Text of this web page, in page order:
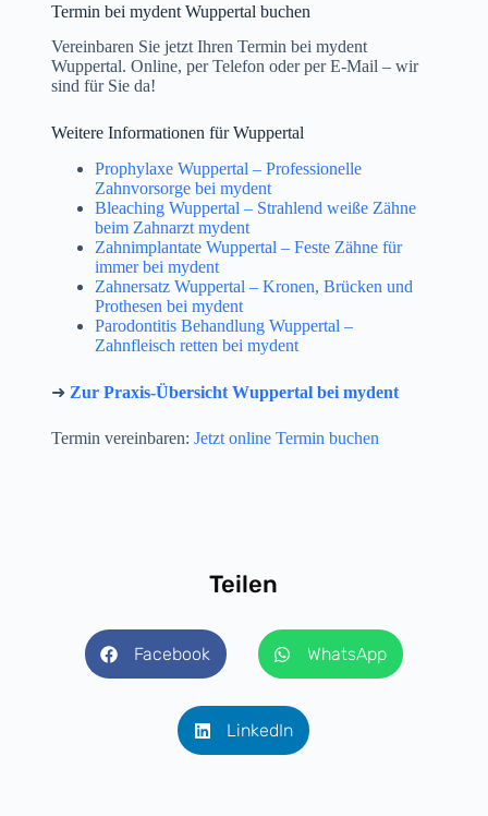
Termin bei mydent Wuppertal buchen
Vereinbaren Sie jetzt Ihren Termin bei mydent
Wuppertal. Online, per Telefon oder per E-Mail – wir
sind für Sie da!
Weitere Informationen für Wuppertal
Prophylaxe Wuppertal – Professionelle
Zahnvorsorge bei mydent
Bleaching Wuppertal – Strahlend weiße Zähne
beim Zahnarzt mydent
Zahnimplantate Wuppertal – Feste Zähne für
immer bei mydent
Zahnersatz Wuppertal – Kronen, Brücken und
Prothesen bei mydent
Parodontitis Behandlung Wuppertal –
Zahnfleisch retten bei mydent
➜ Zur Praxis-Übersicht Wuppertal bei mydent
Termin vereinbaren: Jetzt online Termin buchen
Teilen
Facebook WhatsApp
LinkedIn